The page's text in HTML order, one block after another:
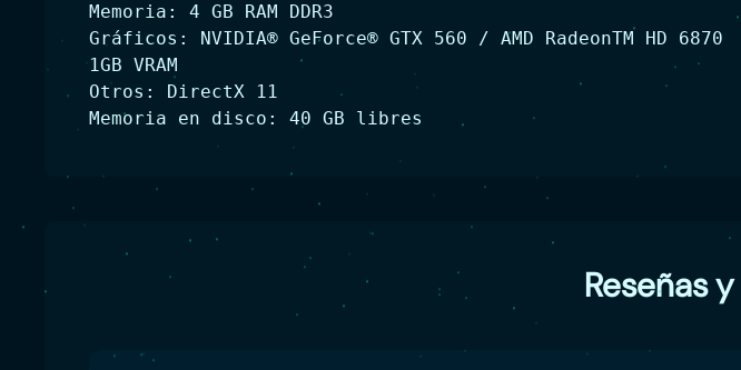
Memoria: 4 GB RAM DDR3
Gráficos: NVIDIA® GeForce® GTX 560 / AMD RadeonTM HD 6870
1GB VRAM
Otros: DirectX 11
Memoria en disco: 40 GB libres
Reseñas y